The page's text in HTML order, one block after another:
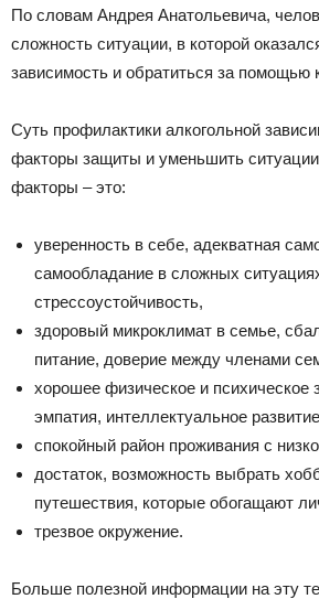
По словам Андрея Анатольевича,
сложность ситуации, в которой
зависимость и обратиться за помощью
Суть профилактики алкогольной
факторы защиты и уменьшить
факторы – это:
уверенность в себе, адекватная
самообладание в сложных
стрессоустойчивость,
здоровый микроклимат в семье,
питание, доверие между членами
хорошее физическое и психическое
эмпатия, интеллектуальное
спокойный район проживания с
достаток, возможность выбрать
путешествия, которые обогащают
трезвое окружение.
Больше полезной информации на эту